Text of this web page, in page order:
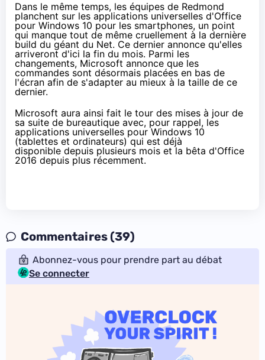
Dans le même temps, les équipes de Redmond
planchent sur les applications universelles d'Office
pour Windows 10 pour les smartphones, un point
qui manque tout de même cruellement à la dernière
build du géant du Net. Ce dernier annonce qu'elles
arriveront d'ici la fin du mois. Parmi les
changements, Microsoft annonce que les
commandes sont désormais placées en bas de
l'écran afin de s'adapter au mieux à la taille de ce
dernier.
Microsoft aura ainsi fait le tour des mises à jour de
sa suite de bureautique avec, pour rappel, les
applications universelles pourWindows 10
(tablettes et ordinateurs) qui est déjà
disponible depuis plusieurs mois etla bêta d'Office
2016 depuis plus récemment.
Commentaires (39)
Abonnez-vous pour prendre part au débat
Se connecter